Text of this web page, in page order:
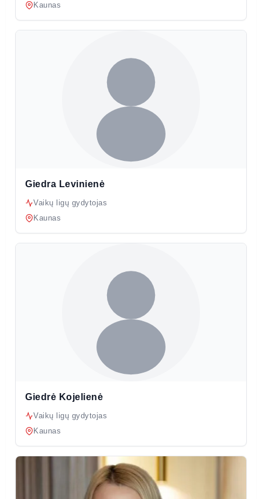
Kaunas
Giedra Levinienė
Vaikų ligų gydytojas
Kaunas
Giedrė Kojelienė
Vaikų ligų gydytojas
Kaunas